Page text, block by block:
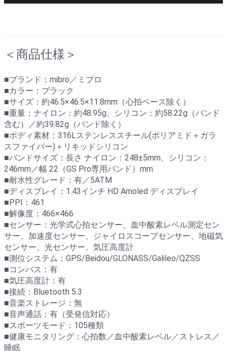
＜商品仕様＞
■ブランド：mibro／ミブロ
■カラー：ブラック
■サイズ：約46.5×46.5×11.8mm（心拍ベース除く）
■重量：ナイロン：約48.95g、シリコン：約58.22g（バンド
含む）／約39.82g（バンド除く）
■ボディ素材：316Lステンレススチール(ポリアミド＋ガラ
スファイバー)＋リキッドシリコン
■バンドサイズ：長さ ナイロン：248±5mm、シリコン：
246mm／幅 22（GS Pro専用バンド）mm
■耐水性グレード：有／5ATM
■ディスプレイ：1.43インチ HD Amoled ディスプレイ
■PPI：461
■解像度：466×466
■センサー：光学式心拍センサー、血中酸素レベル測定セン
サー、加速度センサー、ジャイロスコープセンサー、地磁気
センサー、光センサー、気圧高度計
■測位システム：GPS/Beidou/GLONASS/Galileo/QZSS
■コンパス：有
■気圧高度計：有
■接続：Bluetooth 5.3
■音楽ストレージ：無
■音声通話：有（受発信対応）
■スポーツモード：105種類
■健康モニタリング：心拍数／血中酸素レベル／ストレス／
睡眠